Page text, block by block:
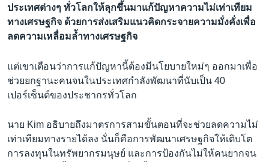
ประเทศต่างๆ ทั่วโลกให้ลุกขึ้นมาแก้ปัญหาความไม่เท่าเทียม
ทางเศรษฐกิจ ด้วยการส่งเสริมแนวคิดกระจายความมั่งคั่งเพื่อ
ลดความเหลื่อมล้ำทางเศรษฐกิจ
แต่เขาเตือนว่าการแก้ปัญหานี้ต้องมีนโยบายใหม่ๆ ออกมาเพื่อ
ช่วยยกฐานะคนจนในประเทศกำลังพัฒนาที่นับเป็น 40
เปอร์เซ็นต์ของประชากรทั่วโลก
นาย Kim อธิบายถึงมาตรการสามขั้นตอนที่จะช่วยลดความไม่
เท่าเทียมทางรายได้ลง นั่นก็คือการพัฒนาเศรษฐกิจให้เติบโต
การลงทุนในทรัพยากรมนุษย์ และการป้องกันไม่ให้คนยากจน